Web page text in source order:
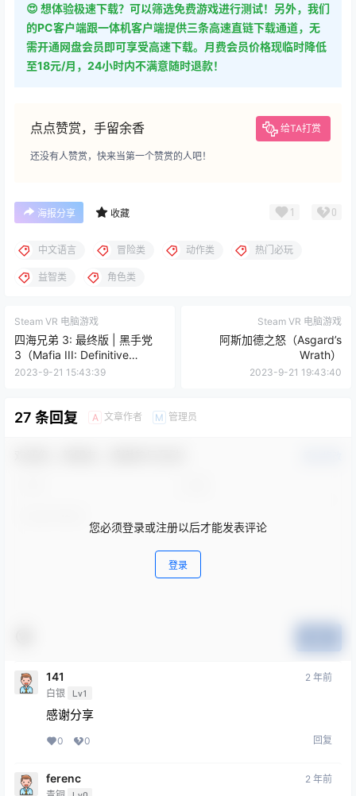
😍 想体验极速下载？可以筛选免费游戏进行测试！另外，我们
的PC客户端跟一体机客户端提供三条高速直链下载通道，无
需开通网盘会员即可享受高速下载。月费会员价格现临时降低
至18元/月，24小时内不满意随时退款！
点点赞赏，手留余香 给TA打赏
还没有人赞赏，快来当第一个赞赏的人吧！
海报分享 收藏 1 0
中文语言 冒险类 动作类 热门必玩
益智类 角色类
Steam VR 电脑游戏
四海兄弟 3: 最终版 | 黑手党
3（Mafia III: Definitive
Edition）
2023-9-21 15:43:39
Steam VR 电脑游戏
阿斯加德之怒（Asgard’s
Wrath）
2023-9-21 19:43:40
27 条回复 A 文章作者 M 管理员
您必须登录或注册以后才能发表评论
登录
141
白银 Lv1
2 年前
感谢分享
0 0 回复
ferenc 2 年前